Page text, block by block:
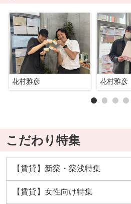
花村雅彦 花村雅彦
こだわり特集
【賃貸】新築・築浅特集
【賃貸】女性向け特集